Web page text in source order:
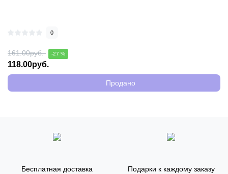
0
161.00руб. -27 %
118.00руб.
Продано
Бесплатная доставка
Подарки к каждому заказу